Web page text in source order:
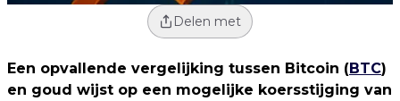
Delen met
Een opvallende vergelijking tussen Bitcoin (BTC)
en goud wijst op een mogelijke koersstijging van